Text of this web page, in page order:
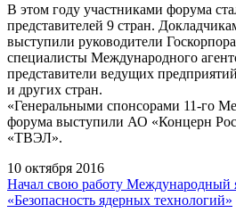
В этом году участниками форума
представителей 9 стран.
выступили руководители
специалисты Международного
представители ведущих
и других стран.
«Генеральными спонсорами 11-го
форума выступили АО «Концерн
«ТВЭЛ».
10 октября 2016
Начал свою работу Международный
«Безопасность ядерных технологий»